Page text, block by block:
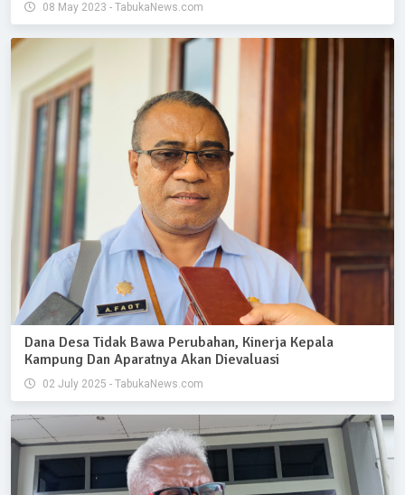
08 May 2023 - TabukaNews.com
Dana Desa Tidak Bawa Perubahan, Kinerja Kepala
Kampung Dan Aparatnya Akan Dievaluasi
02 July 2025 - TabukaNews.com